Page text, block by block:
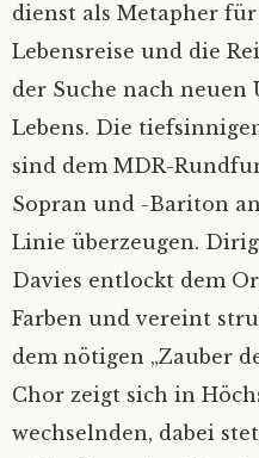
dienst als Metapher
Lebensreise und die
der Suche nach neuen
Lebens. Die
sind dem MDR-
Sopran und -Bariton
Linie überzeugen.
Davies entlockt dem
Farben und vereint
dem nötigen „Zauber
Chor zeigt sich in
wechselnden, dabei